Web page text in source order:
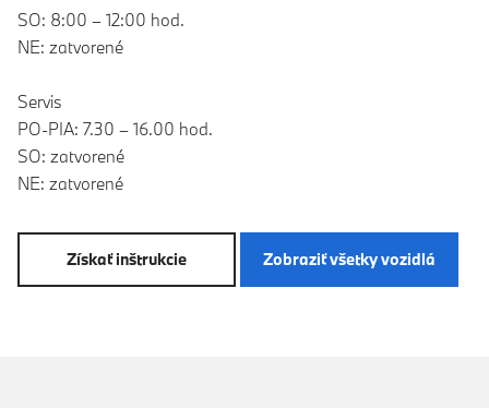
SO: 8:00 – 12:00 hod.
NE: zatvorené
Servis
PO-PIA: 7.30 – 16.00 hod.
SO: zatvorené
NE: zatvorené
Získať inštrukcie Zobraziť všetky vozidlá